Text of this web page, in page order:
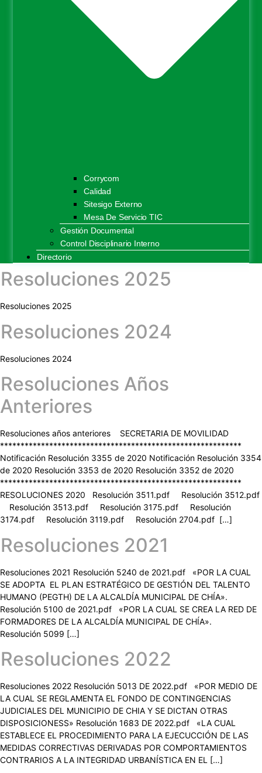
Corrycom
Calidad
Sitesigo Externo
Mesa De Servicio TIC
Gestión Documental
Control Disciplinario Interno
Directorio
Resoluciones 2025
Resoluciones 2025
Resoluciones 2024
Resoluciones 2024
Resoluciones Años
Anteriores
Resoluciones años anteriores SECRETARIA DE MOVILIDAD
***********************************************************
Notificación Resolución 3355 de 2020 Notificación Resolución 3354
de 2020 Resolución 3353 de 2020 Resolución 3352 de 2020
***********************************************************
RESOLUCIONES 2020 Resolución 3511.pdf Resolución 3512.pdf
Resolución 3513.pdf Resolución 3175.pdf Resolución
3174.pdf Resolución 3119.pdf Resolución 2704.pdf […]
Resoluciones 2021
Resoluciones 2021 Resolución 5240 de 2021.pdf «POR LA CUAL
SE ADOPTA EL PLAN ESTRATÉGICO DE GESTIÓN DEL TALENTO
HUMANO (PEGTH) DE LA ALCALDÍA MUNICIPAL DE CHÍA».
Resolución 5100 de 2021.pdf «POR LA CUAL SE CREA LA RED DE
FORMADORES DE LA ALCALDÍA MUNICIPAL DE CHÍA».
Resolución 5099 […]
Resoluciones 2022
Resoluciones 2022 Resolución 5013 DE 2022.pdf «POR MEDIO DE
LA CUAL SE REGLAMENTA EL FONDO DE CONTINGENCIAS
JUDICIALES DEL MUNICIPIO DE CHIA Y SE DICTAN OTRAS
DISPOSICIONESS» Resolución 1683 DE 2022.pdf «LA CUAL
ESTABLECE EL PROCEDIMIENTO PARA LA EJECUCCIÓN DE LAS
MEDIDAS CORRECTIVAS DERIVADAS POR COMPORTAMIENTOS
CONTRARIOS A LA INTEGRIDAD URBANÍSTICA EN EL […]